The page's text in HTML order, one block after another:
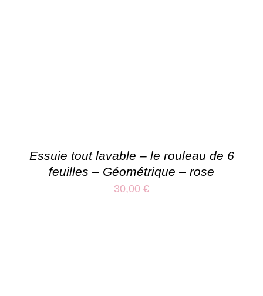
Essuie tout lavable – le rouleau de 6
feuilles – Géométrique – rose
30,00 €